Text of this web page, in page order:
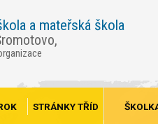
a mateřská škola
STRÁNKY TŘÍD